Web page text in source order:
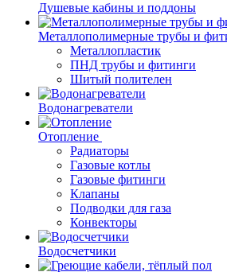
Душевые кабины и поддоны
Металлополимерные трубы и
Металлопластик
ПНД трубы и фитинги
Шитый полителен
Водонагреватели
Отопление
Радиаторы
Газовые котлы
Газовые фитинги
Клапаны
Подводки для газа
Конвекторы
Водосчетчики